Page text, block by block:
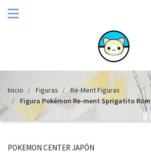
Inicio Figuras
Re-Ment Figuras
Figura Pokémon Re-ment Sprigatito
POKEMON CENTER JAPÓN